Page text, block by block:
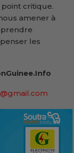
critique.
amener à
les